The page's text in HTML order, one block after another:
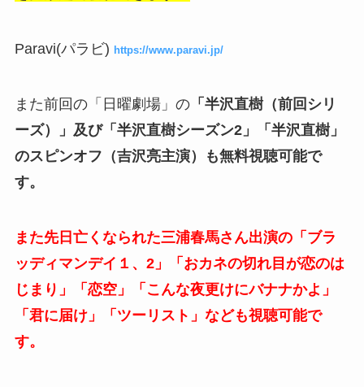
Paravi(パラビ) https://www.paravi.jp/
また前回の「日曜劇場」の「半沢直樹（前回シリ
ーズ）」及び「半沢直樹シーズン2」
「半沢直樹」
のスピンオフ（吉沢亮主演）も無料視聴可能で
す。
また先日亡くなられた三浦春馬さん出演の「ブラ
ッディマンデイ１、2」「おカネの切れ目が恋のは
じまり」「恋空」「こんな夜更けにバナナかよ」
「君に届け」「ツーリスト」なども視聴可能で
す。